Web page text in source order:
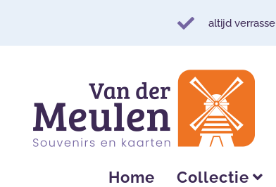
altijd
navigatie
inhoud
Home Collectie